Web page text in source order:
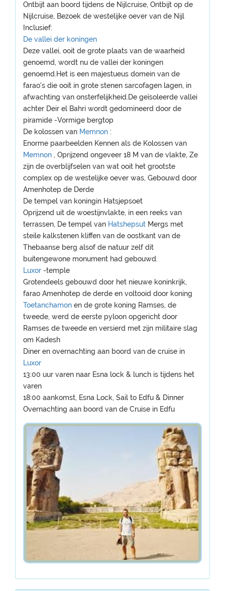
Ontbijt aan boord tijdens de Nijlcruise, Ontbijt op de
Nijlcruise, Bezoek de westelijke oever van de Nijl
Inclusief:
De vallei der koningen
Deze vallei, ooit de grote plaats van de waarheid
genoemd, wordt nu de vallei der koningen
genoemd.Het is een majestueus domein van de
farao's die ooit in grote stenen sarcofagen lagen, in
afwachting van onsterfelijkheid.De geïsoleerde vallei
achter Deir el Bahri wordt gedomineerd door de
piramide -Vormige bergtop
De kolossen van Memnon :
Enorme paarbeelden Kennen als de Kolossen van
Memnon , Oprijzend ongeveer 18 M van de vlakte, Ze
zijn de overblijfselen van wat ooit het grootste
complex op de westelijke oever was, Gebouwd door
Amenhotep de Derde
De tempel van koningin Hatsjepsoet
Oprijzend uit de woestijnvlakte, in een reeks van
terrassen, De tempel van Hatshepsut Mergs met
steile kalkstenen kliffen van de oostkant van de
Thebaanse berg alsof de natuur zelf dit
buitengewone monument had gebouwd.
Luxor -temple
Grotendeels gebouwd door het nieuwe koninkrijk,
farao Amenhotep de derde en voltooid door koning
Toetanchamon en de grote koning Ramses, de
tweede, werd de eerste pyloon opgericht door
Ramses de tweede en versierd met zijn militaire slag
om Kadesh
Diner en overnachting aan boord van de cruise in
Luxor
13:00 uur varen naar Esna lock & lunch is tijdens het
varen
18:00 aankomst, Esna Lock, Sail to Edfu & Dinner
Overnachting aan boord van de Cruise in Edfu